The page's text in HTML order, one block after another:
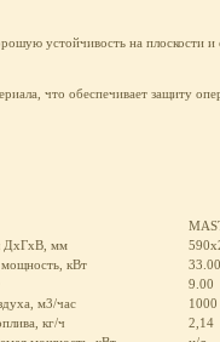
устойчивость на плоскости
что обеспечивает защиту
ДхГхВ, мм
мощность, кВт
33.00
9.00
м3/час
1000
кг/ч
2,14